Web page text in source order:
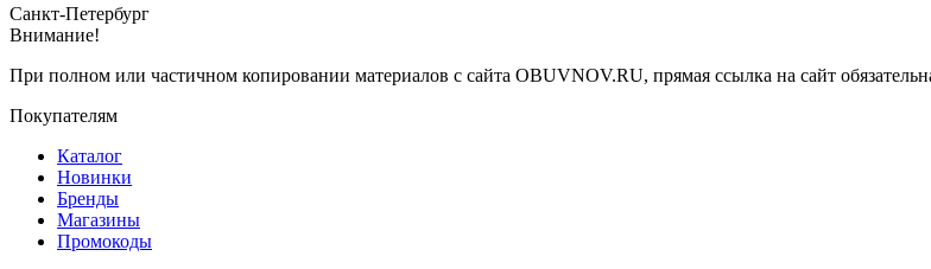
Санкт-Петербург
Внимание!
При полном или частичном копировании материалов с сайта OBUVNOV.RU, прямая ссылка на сайт
Покупателям
Каталог
Новинки
Бренды
Магазины
Промокоды